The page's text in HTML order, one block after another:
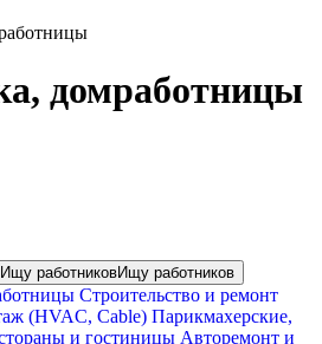
домработницы
Ищу работниковИщу работников
Строительство и ремонт
(HVAC, Cable) Парикмахерские,
и гостиницы Авторемонт и